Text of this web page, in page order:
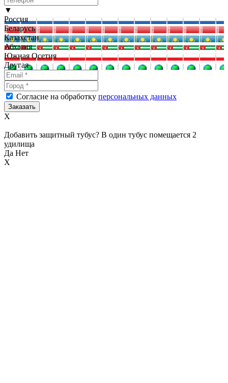
▼
Россия
Беларусь
Казахстан
Абхазия
Южная Осетия
Другая
Согласие на обработку персональных данных
X
Добавить защитный тубус? В один тубус помещается 2
удилища
Да Нет
X